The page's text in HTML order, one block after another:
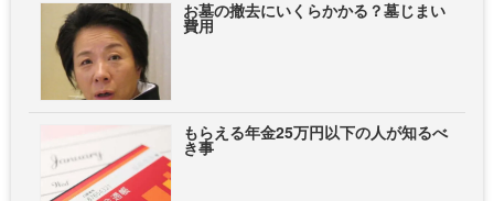
お墓の撤去にいくらかかる？墓じまい
費用
もらえる年金25万円以下の人が知るべ
き事